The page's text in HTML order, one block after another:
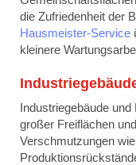
die Zufriedenheit der
Hausmeister-Service
kleinere
Industriegebäude
großer Freiflächen
Verschmutzungen